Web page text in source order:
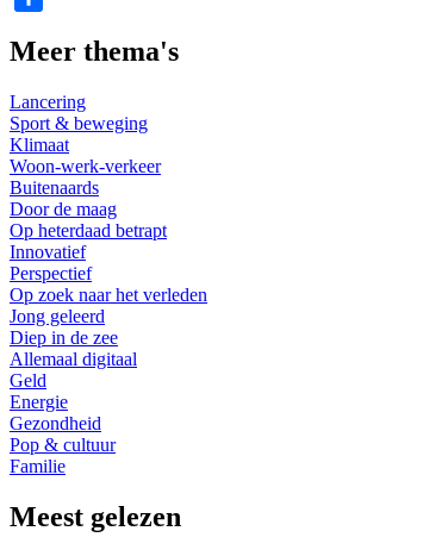
Meer thema's
Lancering
Sport & beweging
Klimaat
Woon-werk-verkeer
Buitenaards
Door de maag
Op heterdaad betrapt
Innovatief
Perspectief
Op zoek naar het verleden
Jong geleerd
Diep in de zee
Allemaal digitaal
Geld
Energie
Gezondheid
Pop & cultuur
Familie
Meest gelezen